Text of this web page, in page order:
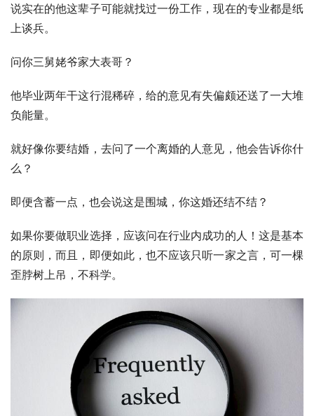
说实在的他这辈子可能就找过一份工作，现在的专业都是纸
上谈兵。
问你三舅姥爷家大表哥？
他毕业两年干这行混稀碎，给的意见有失偏颇还送了一大堆
负能量。
就好像你要结婚，去问了一个离婚的人意见，他会告诉你什
么？
即便含蓄一点，也会说这是围城，你这婚还结不结？
如果你要做职业选择，应该问在行业内成功的人！这是基本
的原则，而且，即便如此，也不应该只听一家之言，可一棵
歪脖树上吊，不科学。